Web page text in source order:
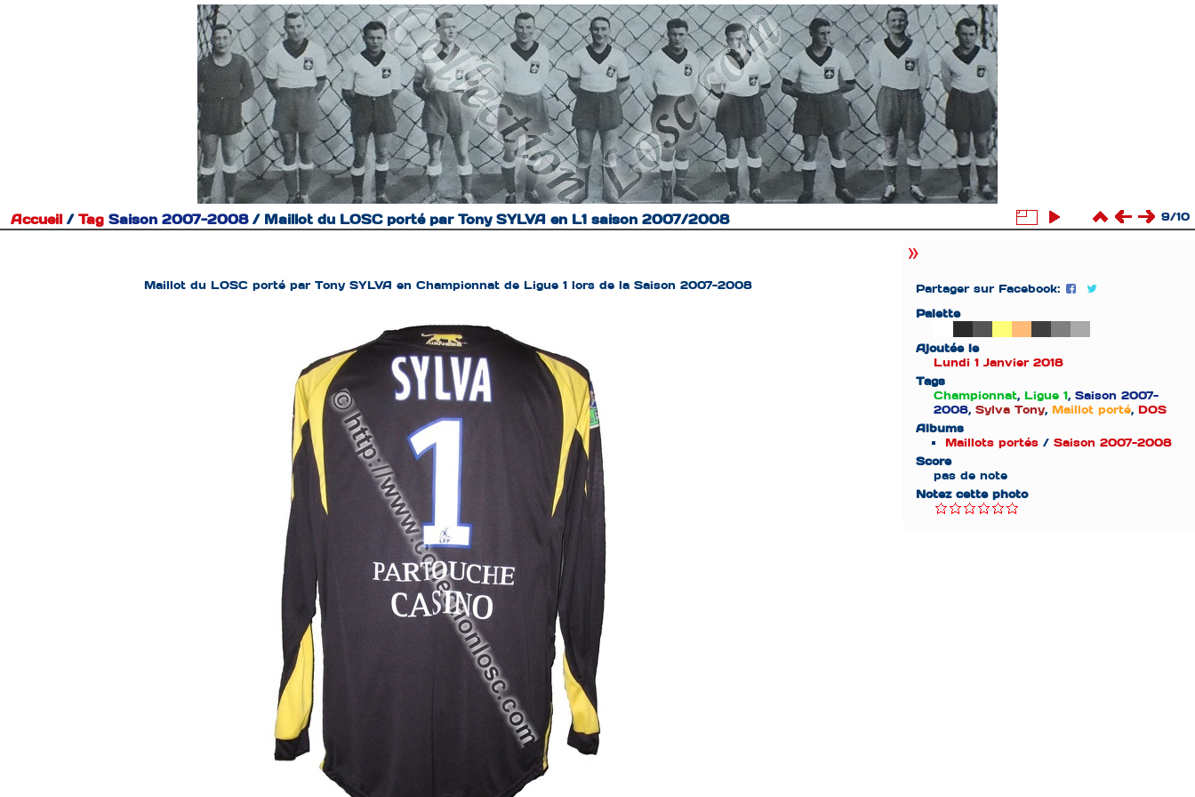
Accueil / Tag Saison 2007-2008/ Maillot du LOSC porté par Tony SYLVA en L1 saison 2007/2008 9/10
Maillot du LOSC porté par Tony SYLVA en Championnat de Ligue 1 lors de la Saison 2007-2008
Partager sur Facebook:
Palette
Ajoutée le
Lundi 1 Janvier 2018
Tags
Championnat, Ligue 1, Saison 2007-
2008, Sylva Tony, Maillot porté, DOS
Albums
Maillots portés/ Saison 2007-2008
Score
pas de note
Notez cette photo